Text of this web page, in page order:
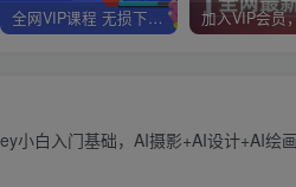
全网VIP课程 无损下载~
小白入门基础，​AI摄影+AI设计+AI绘